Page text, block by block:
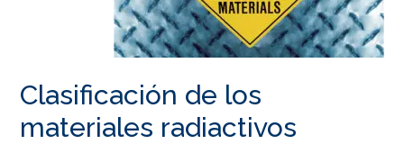
Clasificación de los
materiales radiactivos